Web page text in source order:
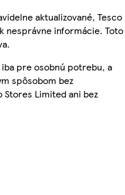
aktualizované, Tesco
nesprávne informácie. Toto
pre osobnú potrebu, a
spôsobom bez
Stores Limited ani bez